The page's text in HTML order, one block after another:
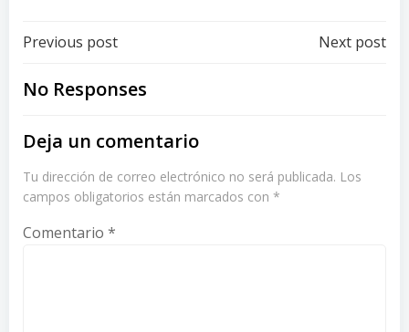
Post
navigation
Previous post Next post
No Responses
Deja un comentario
Tu dirección de correo electrónico no será publicada. Los
campos obligatorios están marcados con *
Comentario *